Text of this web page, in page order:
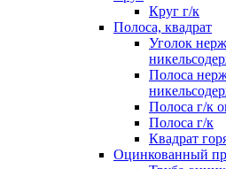
Круг г/к
Полоса, квадрат
Уголок
Полоса
Полоса г/к
Полоса г/к
Квадрат
Оцинкованный